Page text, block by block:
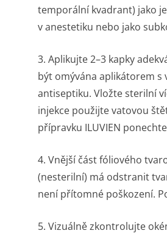
temporální kvadrant) jako
v anestetiku nebo jako
3. Aplikujte 2–3 kapky
být omývána aplikátorem
antiseptiku. Vložte sterilní
injekce použijte vatovou
přípravku ILUVIEN
4. Vnější část fóliového
(nesterilní) má odstranit
není přítomné poškození.
5. Vizuálně zkontrolujte